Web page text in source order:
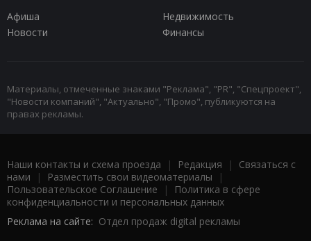
Афиша
Недвижимость
Новости
Финансы
Материалы, отмеченные знаками "Реклама", "PR", "Спецпроект",
"Новости компаний", "Актуально", "Промо", публикуются на
правах рекламы.
Наши контакты и схема проезда | Редакция | Связаться с
нами | Разместить свои видеоматериалы |
Пользовательское Соглашение |
Политика в сфере
конфиденциальности и персональных данных
Реклама на сайте: Отдел продаж digital рекламы